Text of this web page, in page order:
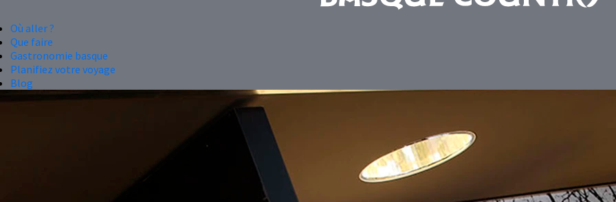
Où aller ?
Que faire
Gastronomie basque
Planifiez votre voyage
Blog